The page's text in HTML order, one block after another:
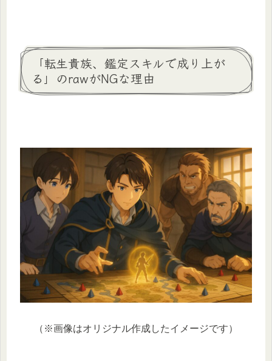
「転生貴族、鑑定スキルで成り上が
る」のrawがNGな理由
（※画像はオリジナル作成したイメージです）